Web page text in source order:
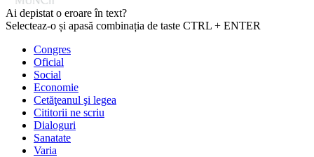
Ai depistat o eroare în text?
Selecteaz-o și apasă combinația de taste CTRL + ENTER
Congres
Oficial
Social
Economie
Cetăţeanul şi legea
Cititorii ne scriu
Dialoguri
Sanatate
Varia